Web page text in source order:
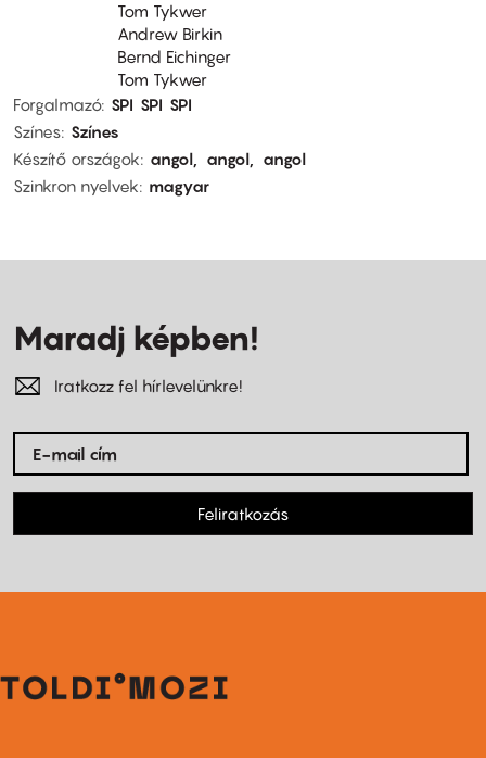
Tom Tykwer
Andrew Birkin
Bernd Eichinger
Tom Tykwer
Forgalmazó SPI SPI SPI
Színes Színes
Készítő országok
angol angol
angol
Szinkron nyelvek
magyar
Maradj képben!
Iratkozz fel hírlevelünkre!
Feliratkozás